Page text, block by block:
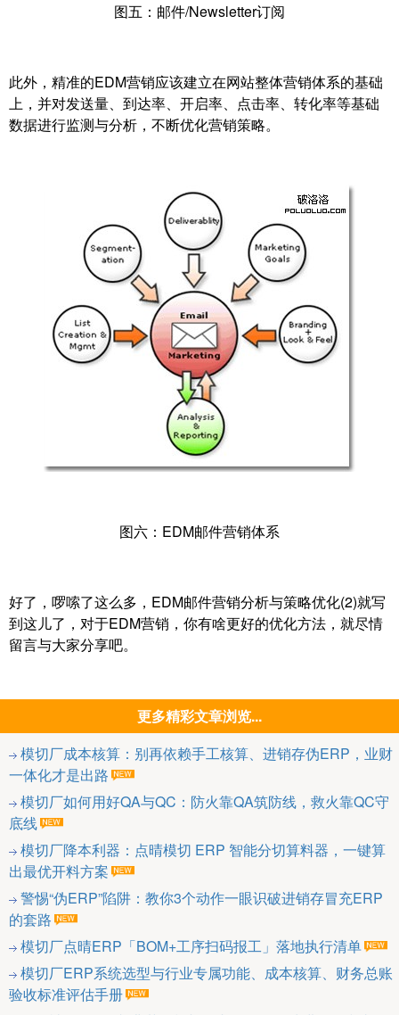
图五：邮件/Newsletter订阅
此外，精准的EDM营销应该建立在网站整体营销体系的基础
上，并对发送量、到达率、开启率、点击率、转化率等基础
数据进行监测与分析，不断优化营销策略。
图六：EDM邮件营销体系
好了，啰嗦了这么多，EDM邮件营销分析与策略优化(2)就写
到这儿了，对于EDM营销，你有啥更好的优化方法，就尽情
留言与大家分享吧。
更多精彩文章浏览...
模切厂成本核算：别再依赖手工核算、进销存伪ERP，业财
一体化才是出路
模切厂如何用好QA与QC：防火靠QA筑防线，救火靠QC守
底线
模切厂降本利器：点晴模切 ERP 智能分切算料器，一键算
出最优开料方案
警惕“伪ERP”陷阱：教你3个动作一眼识破进销存冒充ERP
的套路
模切厂点晴ERP「BOM+工序扫码报工」落地执行清单
模切厂ERP系统选型与行业专属功能、成本核算、财务总账
验收标准评估手册